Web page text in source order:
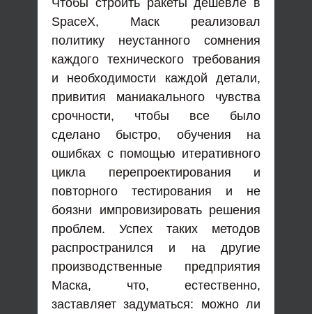
Чтобы строить ракеты дешевле в
SpaceX, Маск реализовал
политику неустанного сомнения
каждого технического требования
и необходимости каждой детали,
привития маниакального чувства
срочности, чтобы все было
сделано быстро, обучения на
ошибках с помощью итеративного
цикла перепроектирования и
повторного тестирования и не
боязни импровизировать решения
проблем. Успех таких методов
распространился и на другие
производственные предприятия
Маска, что, естественно,
заставляет задуматься: можно ли